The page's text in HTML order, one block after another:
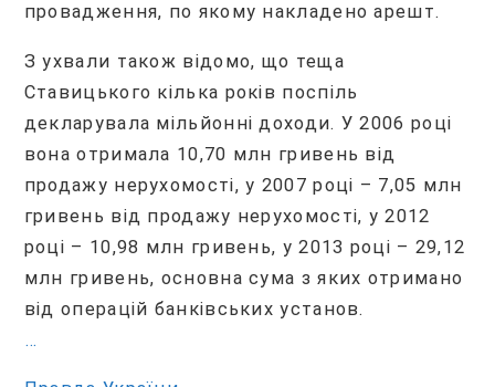
провадження, по якому накладено арешт.
З ухвали також відомо, що теща
Ставицького кілька років поспіль
декларувала мільйонні доходи. У 2006 році
вона отримала 10,70 млн гривень від
продажу нерухомості, у 2007 році – 7,05 млн
гривень від продажу нерухомості, у 2012
році – 10,98 млн гривень, у 2013 році – 29,12
млн гривень, основна сума з яких отримано
від операцій банківських установ.
…